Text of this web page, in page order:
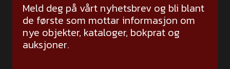
Meld deg på vårt nyhetsbrev og bli blant
de første som mottar informasjon om
nye objekter, kataloger, bokprat og
auksjoner.